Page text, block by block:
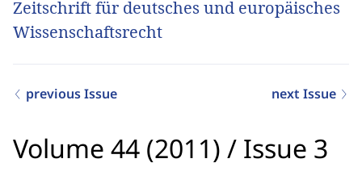
Zeitschrift für deutsches und europäisches
Wissenschaftsrecht
previous Issue next Issue
Volume 44 (2011) / Issue 3